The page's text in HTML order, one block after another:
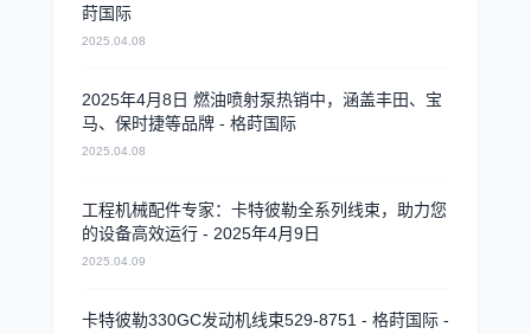
莳国际
2025.04.08
2025年4月8日 燃油喷射泵热销中，涵盖丰田、宝
马、保时捷等品牌 - 格莳国际
2025.04.08
工程机械配件专家：卡特彼勒全系列线束，助力您
的设备高效运行 - 2025年4月9日
2025.04.09
卡特彼勒330GC发动机线束529-8751 - 格莳国际 -